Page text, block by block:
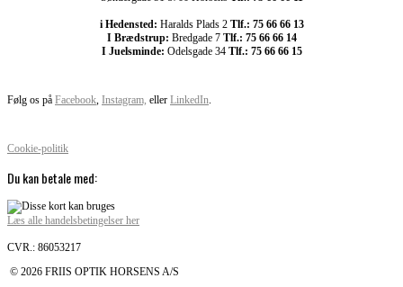
i Hedensted: Haralds Plads 2 Tlf.: 75 66 66 13
I Brædstrup: Bredgade 7 Tlf.: 75 66 66 14
I Juelsminde: Odelsgade 34 Tlf.: 75 66 66 15
Følg os på Facebook, Instagram, eller LinkedIn.
Cookie-politik
Du kan betale med:
Læs alle handelsbetingelser her
CVR.: 86053217
© 2026 FRIIS OPTIK HORSENS A/S